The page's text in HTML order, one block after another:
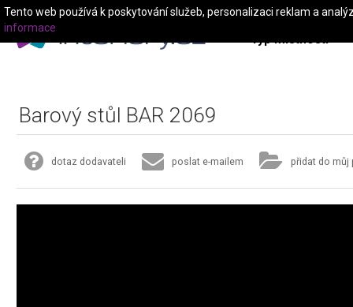
Typ místnosti
Barový stůl BAR 2069
dotaz dodavateli poslat e-mailem přidat do můj
Tento web používá k poskytování služeb, personalizaci reklam a
informace